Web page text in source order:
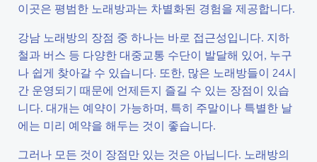
이곳은 평범한 노래방과는 차별화된 경험을 제공합니다.
강남 노래방의 장점 중 하나는 바로 접근성입니다. 지하
철과 버스 등 다양한 대중교통 수단이 발달해 있어, 누구
나 쉽게 찾아갈 수 있습니다. 또한, 많은 노래방들이 24시
간 운영되기 때문에 언제든지 즐길 수 있는 장점이 있습
니다. 대개는 예약이 가능하며, 특히 주말이나 특별한 날
에는 미리 예약을 해두는 것이 좋습니다.
그러나 모든 것이 장점만 있는 것은 아닙니다. 노래방의